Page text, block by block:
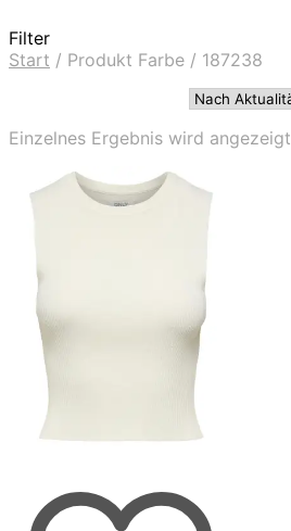
Filter
Start / Produkt Farbe / 187238
Einzelnes Ergebnis wird angezeigt